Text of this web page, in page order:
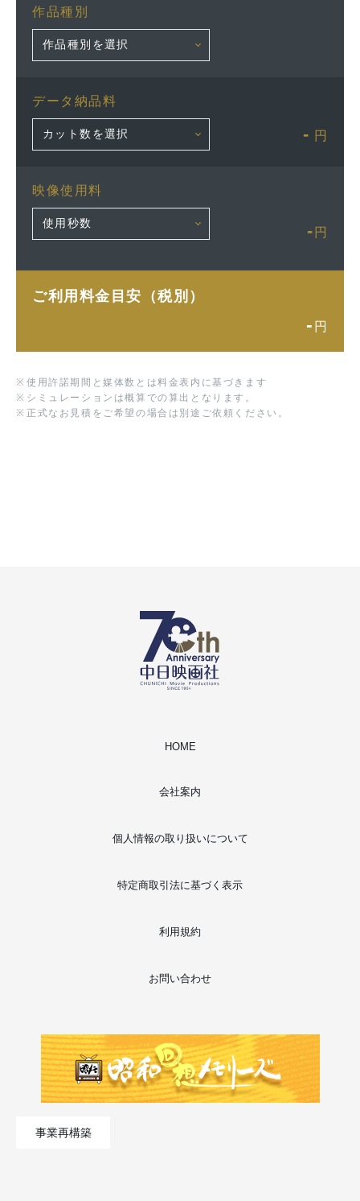
作品種別
データ納品料
- 円
映像使用料
- 円
ご利用料金目安（税別）
- 円
※ 使用許諾期間と媒体数とは料金表内に基づきます
※ シミュレーションは概算での算出となります。
※ 正式なお見積をご希望の場合は別途ご依頼ください。
HOME
会社案内
個人情報の取り扱いについて
特定商取引法に基づく表示
利用規約
お問い合わせ
事業再構築